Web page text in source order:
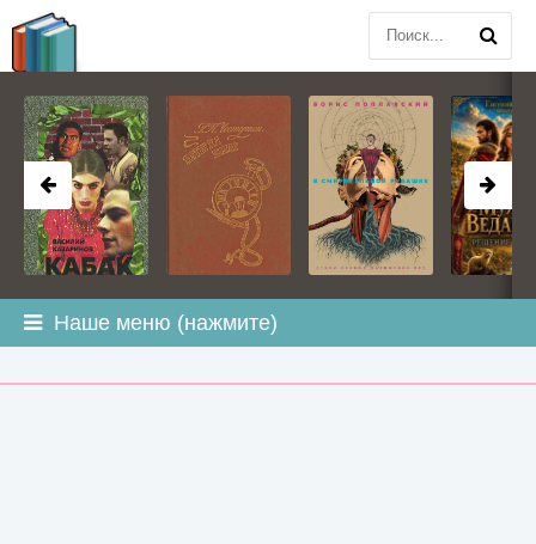
Наше меню (нажмите)
BOOKPLANETA.COM